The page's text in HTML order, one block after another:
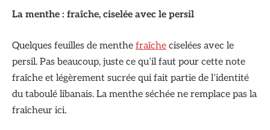
La menthe : fraîche, ciselée avec le persil
Quelques feuilles de menthe fraîche ciselées avec le
persil. Pas beaucoup, juste ce qu’il faut pour cette note
fraîche et légèrement sucrée qui fait partie de l’identité
du taboulé libanais. La menthe séchée ne remplace pas la
fraîcheur ici.